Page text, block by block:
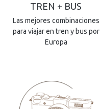
TREN + BUS
Las mejores combinaciones
para viajar en tren y bus por
Europa